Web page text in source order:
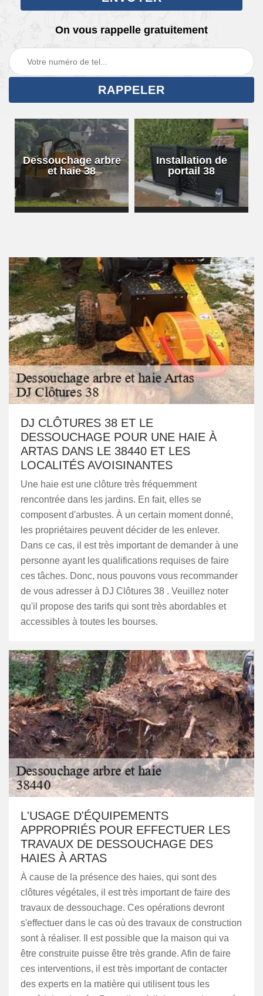
On vous rappelle gratuitement
Dessouchage arbre
et haie 38
Installation de
portail 38
DJ CLÔTURES 38 ET LE
DESSOUCHAGE POUR UNE HAIE À
ARTAS DANS LE 38440 ET LES
LOCALITÉS AVOISINANTES
Une haie est une clôture très fréquemment
rencontrée dans les jardins. En fait, elles se
composent d'arbustes. À un certain moment donné,
les propriétaires peuvent décider de les enlever.
Dans ce cas, il est très important de demander à une
personne ayant les qualifications requises de faire
ces tâches. Donc, nous pouvons vous recommander
de vous adresser à DJ Clôtures 38 . Veuillez noter
qu'il propose des tarifs qui sont très abordables et
accessibles à toutes les bourses.
L'USAGE D'ÉQUIPEMENTS
APPROPRIÉS POUR EFFECTUER LES
TRAVAUX DE DESSOUCHAGE DES
HAIES À ARTAS
À cause de la présence des haies, qui sont des
clôtures végétales, il est très important de faire des
travaux de dessouchage. Ces opérations devront
s'effectuer dans le cas où des travaux de construction
sont à réaliser. Il est possible que la maison qui va
être construite puisse être très grande. Afin de faire
ces interventions, il est très important de contacter
des experts en la matière qui utilisent tous les